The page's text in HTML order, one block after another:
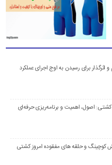
اثرگذار برای رسیدن به اوج اجرای عملکرد
اصول، اهمیت و برنامه‌ریزی حرفه‌ای
کوچینگ و حلقه های مفقوده امروز کشتی